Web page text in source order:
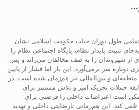
طول دوران حیات حکومت اسلامی نشان
تثبیت پایدار نظام، پایگاه اجتماعی نظام را
از شهروندان را به صف مخالفان می‌راند و پس
دوباره سر برمی‌آورد. این بار اما فشار از پایین
و بین‌المللی نیز هم‌زمان شده است. در
حملات تحریک آمیز و تلاش مستمر برای
است اعتراضات داخلی را فرصتی برای
کند. این هم‌زمانی نارضایتی داخلی و تهدید